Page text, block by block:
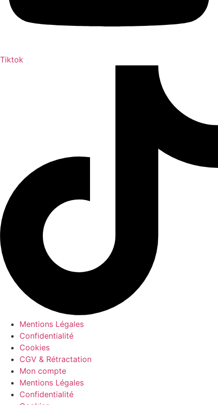
Tiktok
Mentions Légales
Confidentialité
Cookies
CGV & Rétractation
Mon compte
Mentions Légales
Confidentialité